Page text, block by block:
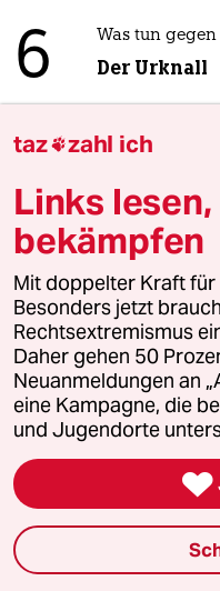
6 Was tun
Der Urknall
taz
Folgen Sie uns
Ressorts
Politik
Gesellschaft
Kultur
taz zahl ich
Links
bekämpfen
Mit doppelter Kraft für
Besonders jetzt
Rechtsextremismus
Daher gehen 50
Neuanmeldungen an
eine Kampagne, die
und Jugendorte
